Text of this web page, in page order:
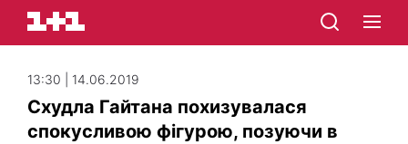
13:30 | 14.06.2019
Схудла Гайтана похизувалася
спокусливою фігурою, позуючи в